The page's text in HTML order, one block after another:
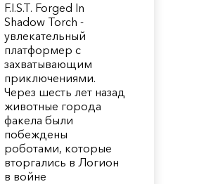
F.I.S.T. Forged In
Shadow Torch -
увлекательный
платформер с
захватывающим
приключениями.
Через шесть лет назад
животные города
факела были
побеждены
роботами, которые
вторгались в Логион
в войне